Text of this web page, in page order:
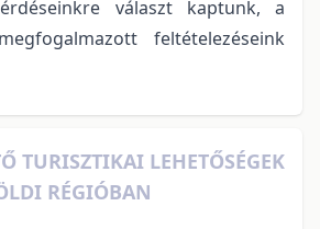
választ kaptunk, a
feltételezéseink
TURISZTIKAI LEHETŐSÉGEK
RÉGIÓBAN